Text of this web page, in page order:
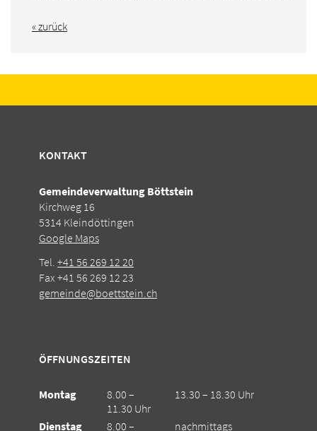
« zurück
KONTAKT
Gemeindeverwaltung Böttstein
Kirchweg 16
5314 Kleindöttingen
Google Maps
Tel. +41 56 269 12 20
Fax +41 56 269 12 23
gemeinde@boettstein.ch
ÖFFNUNGSZEITEN
Montag
8.00 –
11.30 Uhr
13.30 – 18.30 Uhr
Dienstag
8.00 –
nachmittags